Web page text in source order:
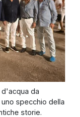
da
specchio della
storie.